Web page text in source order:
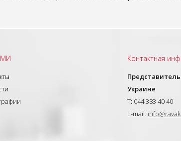
Контактная
Украине
T: 044 383 40 40
E-mail: